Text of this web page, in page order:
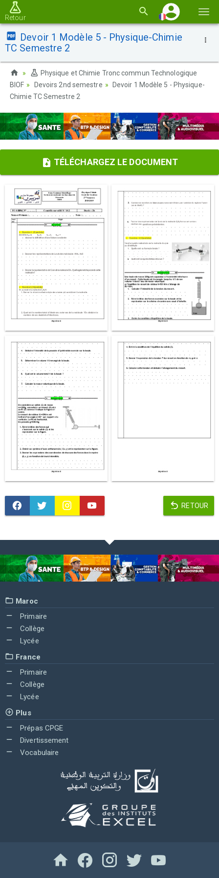
la
Retour
Devoir 1 Modèle 5 - Physique-Chimie
TC Semestre 2
Physique et Chimie Tronc commun Technologique
BIOF
Devoirs 2nd semestre
Devoir 1 Modèle 5 - Physique-
Chimie TC Semestre 2
TÉLÉCHARGEZ LE DOCUMENT
RETOUR
Maroc
Primaire
Collège
Lycée
France
Primaire
Collège
Lycée
Plus
Prépas CPGE
Divertissement
Vocabulaire